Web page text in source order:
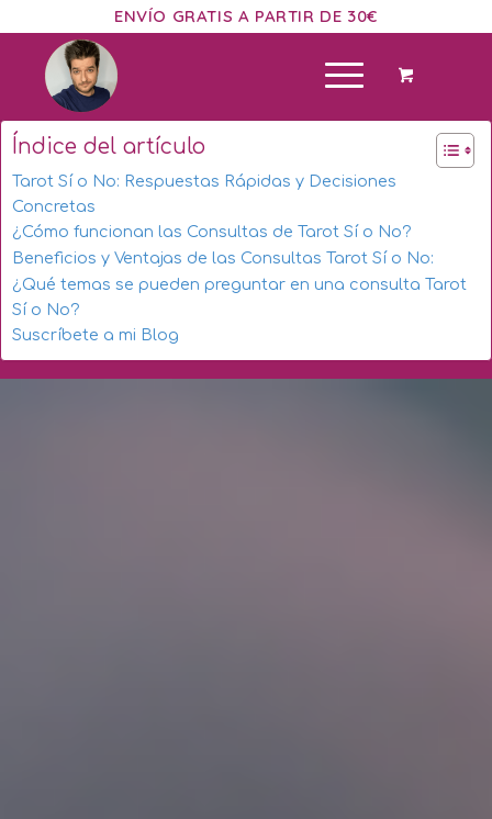
ENVÍO GRATIS A PARTIR DE 30€
Índice del artículo
Tarot Sí o No: Respuestas Rápidas y Decisiones
Concretas
¿Cómo funcionan las Consultas de Tarot Sí o No?
Beneficios y Ventajas de las Consultas Tarot Sí o No:
¿Qué temas se pueden preguntar en una consulta Tarot
Sí o No?
Suscríbete a mi Blog